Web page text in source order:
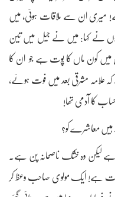
میری ان سے ملاقات ہوئی، میں
نے کہا: میں نے جیل میں تین
میں کون ماں کا پُوت ہے جو ان کا
علامہ مشرقی بعد میں فوت ہوئے،
کا آدمی تھا!
ہیں معاشرے کو؟
ہے لیکن وہ خشک ناصحانہ پن ہے۔
بات ہے! ایک مولوی صاحب وعظ کر